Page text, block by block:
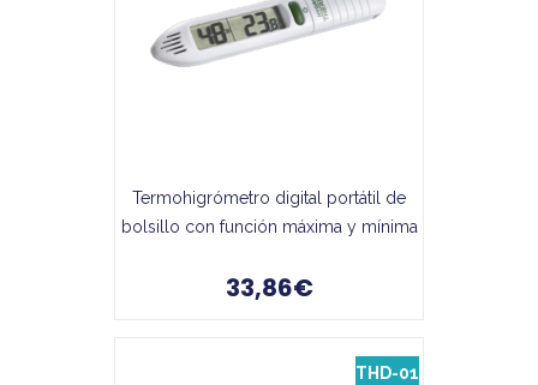
Termohigrómetro digital portátil de
bolsillo con función máxima y mínima
33,86€
THD-01